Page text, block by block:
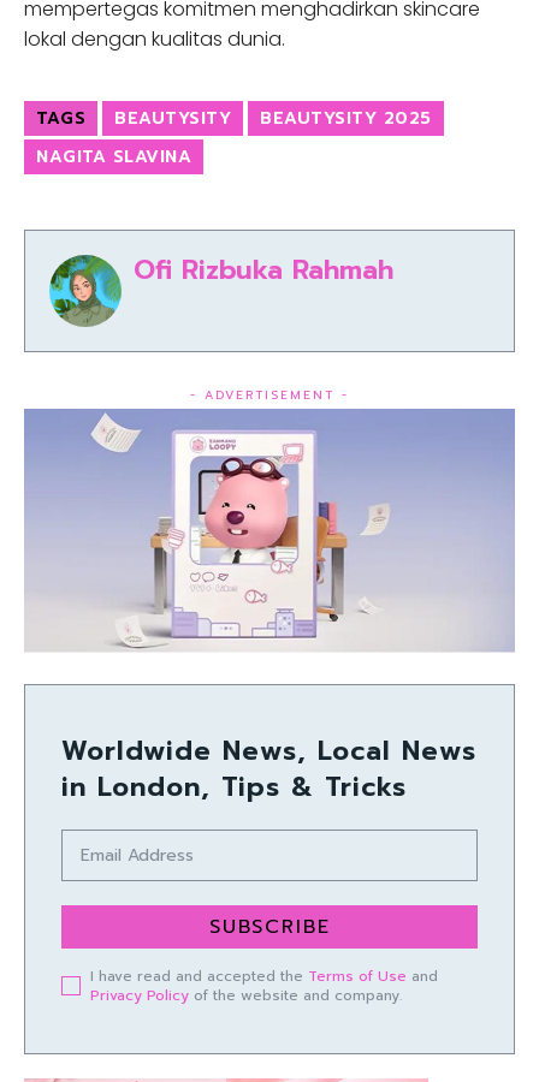
mempertegas komitmen menghadirkan skincare
lokal dengan kualitas dunia.
TAGS BEAUTYSITY
BEAUTYSITY 2025
NAGITA SLAVINA
Ofi Rizbuka Rahmah
- ADVERTISEMENT -
Worldwide News, Local News
in London, Tips & Tricks
SUBSCRIBE
I have read and accepted the Terms of Use and
Privacy Policy of the website and company.